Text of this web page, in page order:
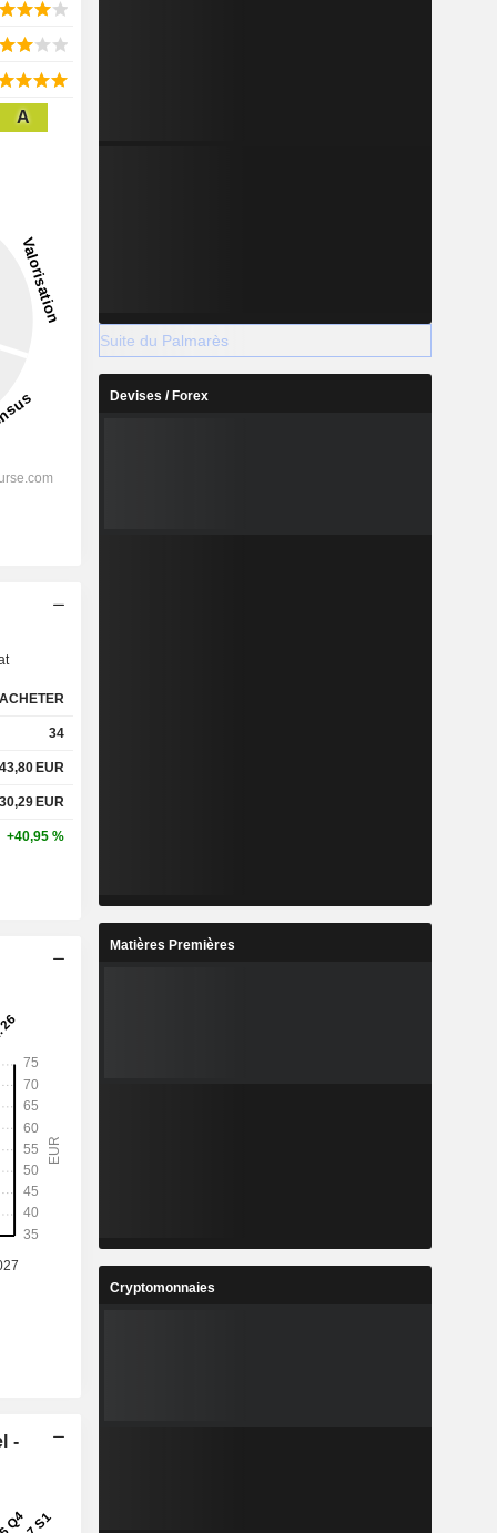
A
ACHETER
34
EUR
EUR
+40,95 %
-
Suite du Palmarès
Devises / Forex
Matières Premières
Cryptomonnaies